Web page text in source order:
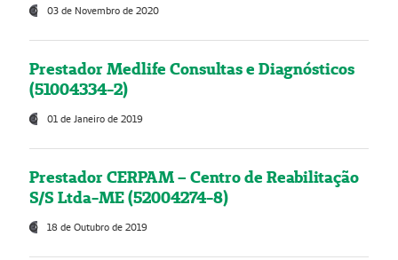
03 de Novembro de 2020
Prestador Medlife Consultas e Diagnósticos
(51004334-2)
01 de Janeiro de 2019
Prestador CERPAM – Centro de Reabilitação
S/S Ltda-ME (52004274-8)
18 de Outubro de 2019